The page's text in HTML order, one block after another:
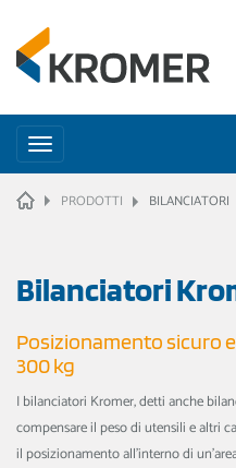
Toggle
navigation
HOME PRODOTTI BILANCIATORI
Bilanciatori
Posizionamento sicuro
300 kg
I bilanciatori Kromer, detti anche
compensare il peso di utensili e altri
il posizionamento all'interno di